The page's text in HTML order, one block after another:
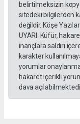
belirtilmeksizin
sitedeki bilgilerden
değildir. Köşe
UYARI: Küfür,
inançlara saldırı
karakter
yorumlar
hakaret içerikli
dava